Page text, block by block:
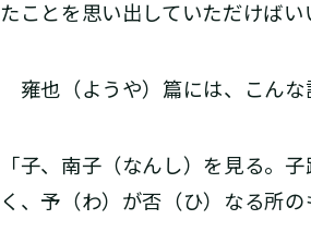
たことを思い出していただけばい
雍也（ようや）篇には、こんな
「子、南子（なんし）を見る。
く、予（わ）が否（ひ）なる所